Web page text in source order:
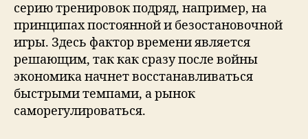
серию тренировок подряд, например, на
принципах постоянной и безостановочной
игры. Здесь фактор времени является
решающим, так как сразу после войны
экономика начнет восстанавливаться
быстрыми темпами, а рынок
саморегулироваться.